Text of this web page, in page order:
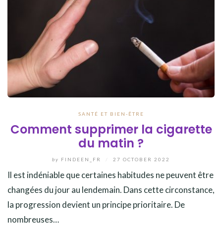
SANTÉ ET BIEN-ÊTRE
Comment supprimer la cigarette
du matin ?
by FINDEEN_FR 27 OCTOBER 2022
Il est indéniable que certaines habitudes ne peuvent être
changées du jour au lendemain. Dans cette circonstance,
la progression devient un principe prioritaire. De
nombreuses…